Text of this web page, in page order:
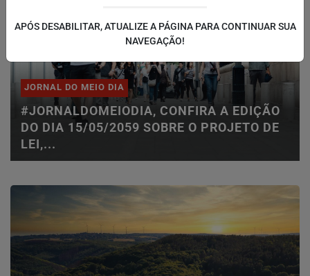
JORNAL DO MEIO DIA
#JORNALDOMEIODIA, CONFIRA A EDIÇÃO
DO DIA 15/05/2059 SOBRE O PROJETO DE
LEI,...
APÓS DESABILITAR, ATUALIZE A PÁGINA PARA CONTINUAR SUA
NAVEGAÇÃO!